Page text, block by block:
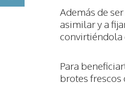
Además de
asimilar y a
convirtiéndola
Para
brotes frescos